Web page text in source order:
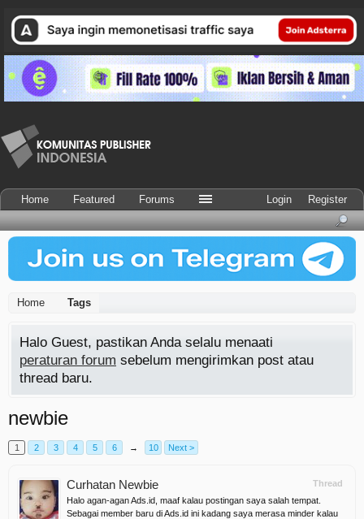
Home Tags
Halo Guest, pastikan Anda selalu menaati
peraturan forum sebelum mengirimkan post atau
thread baru.
newbie
1 2 3 4 5 6 → 10 Next >
Thread
Curhatan Newbie
Halo agan-agan Ads.id, maaf kalau postingan saya salah tempat.
Sebagai member baru di Ads.id ini kadang saya merasa minder kalau
Home Featured Forums Login Register